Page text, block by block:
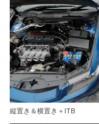
縦置き＆横置き＋ITB